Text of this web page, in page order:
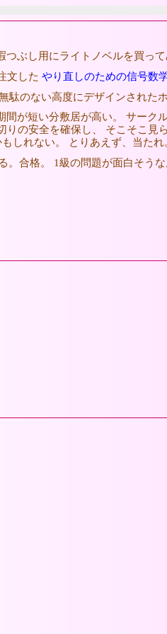
つぶし用にライトノベルを買っ
文したやり直しのための信号数
のない高度にデザインされたホ
が短い分敷居が高い。 サー
りの安全を確保し、 そこそこ
しれない。 とりあえず、当たれ
。合格。 1級の問題が面白そう